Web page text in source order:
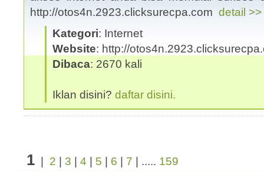
http://otos4n.2923.clicksurecpa.com detail >>
Kategori: Internet
Website: http://
Dibaca: 2670 kali
Iklan disini? daftar disini.
1 2 3 4 5 6 7 | ..... 159